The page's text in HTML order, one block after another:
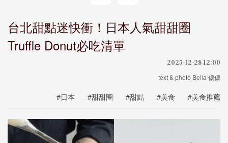
台北甜點迷快衝！日本人氣甜甜圈
Truffle Donut必吃清單
2025-12-28 12:00
text & photo Bella 儂儂
#日本 #甜甜圈 #甜點 #美食 #美食推薦